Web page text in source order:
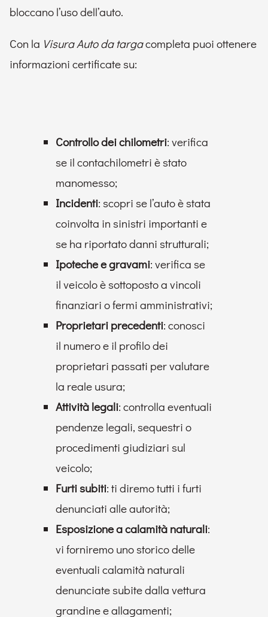
bloccano l’uso dell’auto.
Con la Visura Auto da targacompleta puoi ottenere
informazioni certificate su:
Controllo dei chilometri: verifica
se il contachilometri è stato
manomesso;
Incidenti: scopri se l’auto è stata
coinvolta in sinistri importanti e
se ha riportato danni strutturali;
Ipoteche e gravami: verifica se
il veicolo è sottoposto a vincoli
finanziari o fermi amministrativi;
Proprietari precedenti: conosci
il numero e il profilo dei
proprietari passati per valutare
la reale usura;
Attività legali: controlla eventuali
pendenze legali, sequestri o
procedimenti giudiziari sul
veicolo;
Furti subiti: ti diremo tutti i furti
denunciati alle autorità;
Esposizione a calamità naturali:
vi forniremo uno storico delle
eventuali calamità naturali
denunciate subite dalla vettura
grandine e allagamenti;